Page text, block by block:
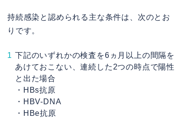
持続感染と認められる主な条件は、次のとお
りです。
下記のいずれかの検査を6ヵ月以上の間隔を
あけておこない、連続した2つの時点で陽性
と出た場合
・HBs抗原
・HBV-DNA
・HBe抗原